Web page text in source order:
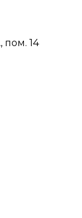
пом. 14